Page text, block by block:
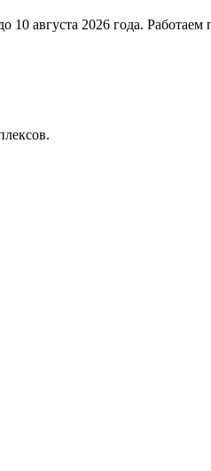
10 августа 2026 года.